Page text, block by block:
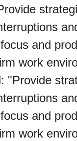
and
work
"Provide
and
work